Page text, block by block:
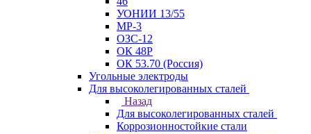
УОНИИ 13/55
МР-3
ОЗС-12
ОК 48Р
ОК 53.70 (Россия)
Угольные электроды
Для высоколегированных сталей
Назад
Для высоколегированных сталей
Коррозионностойкие стали